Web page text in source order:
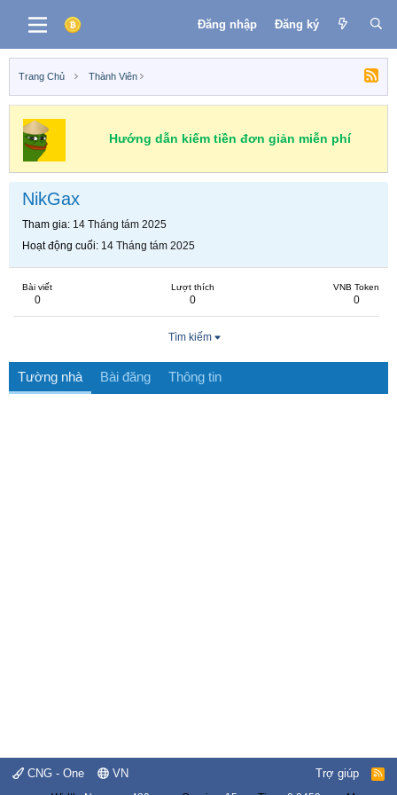
Đăng nhập Đăng ký
Trang Chủ Thành Viên
Hướng dẫn kiếm tiền đơn giản miễn phí
NikGax
Tham gia 14 Tháng tám 2025
Hoạt động cuối 14 Tháng tám 2025
Bài viết
0
Lượt thích
0
VNB Token
0
Tìm kiếm
Tường nhà Bài đăng Thông tin
CNG - One VN Trợ giúp
R